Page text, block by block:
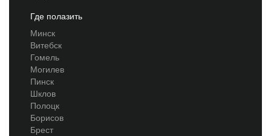
Где полазить
Минск
Витебск
Гомель
Могилев
Пинск
Шклов
Полоцк
Борисов
Брест